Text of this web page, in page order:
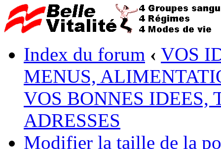
Index du forum ‹ VOS
MENUS,
VOS BONNES IDEES,
ADRESSES
Modifier la taille de la